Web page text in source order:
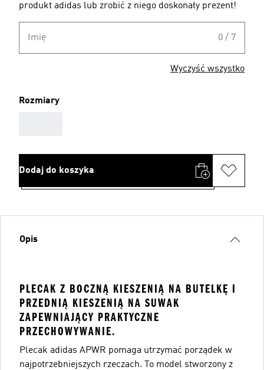
produkt adidas lub zrobić z niego doskonały prezent!
Imię 0 / 7
Wyczyść wszystko
Rozmiary
Dodaj do koszyka
Opis
PLECAK Z BOCZNĄ KIESZENIĄ NA BUTELKĘ I
PRZEDNIĄ KIESZENIĄ NA SUWAK
ZAPEWNIAJĄCY PRAKTYCZNE
PRZECHOWYWANIE.
Plecak adidas APWR pomaga utrzymać porządek w
najpotrzebniejszych rzeczach. To model stworzony z